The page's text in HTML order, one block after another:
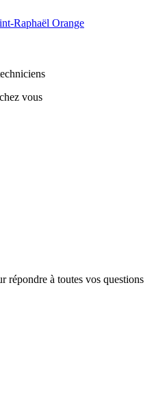
Raphaël Orange
vous
répondre à toutes vos questions